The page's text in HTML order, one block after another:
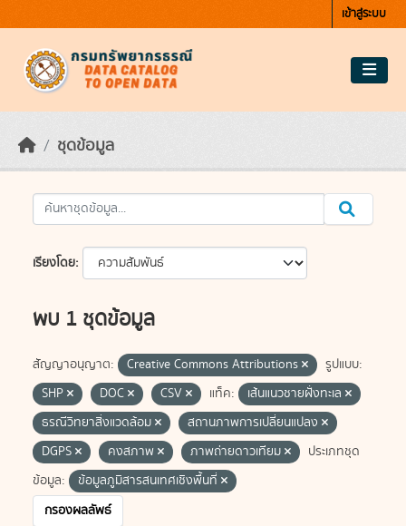
เข้าสู่ระบบ
ชุดข้อมูล
เรียงโดย
พบ 1 ชุดข้อมูล
สัญญาอนุญาต: Creative Commons Attributions
รูปแบบ:
SHP
DOC CSV แท็ค:
เส้นแนวชายฝั่งทะเล
ธรณีวิทยาสิ่งแวดล้อม
สถานภาพการเปลี่ยนแปลง
DGPS
คงสภาพ ภาพถ่ายดาวเทียม
ประเภทชุด
ข้อมูล:
ข้อมูลภูมิสารสนเทศเชิงพื้นที่
กรองผลลัพธ์